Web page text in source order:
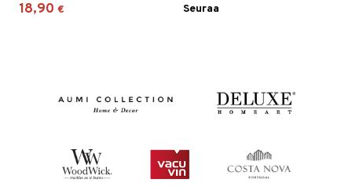
18,90 € Seuraa